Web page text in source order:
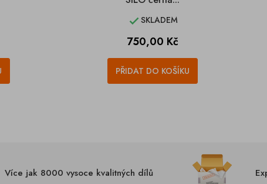
SKLADEM
Cena
750,00 Kč
PŘIDAT DO KOŠÍKU
Více jak 8000 vysoce kvalitných dílů